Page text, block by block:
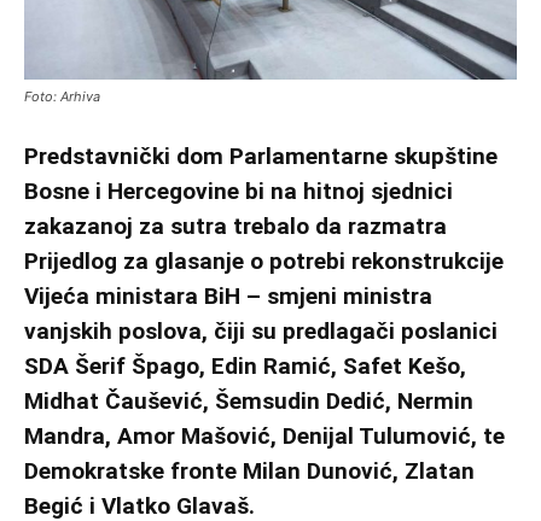
Foto: Arhiva
Predstavnički dom Parlamentarne skupštine
Bosne i Hercegovine bi na hitnoj sjednici
zakazanoj za sutra trebalo da razmatra
Prijedlog za glasanje o potrebi rekonstrukcije
Vijeća ministara BiH – smjeni ministra
vanjskih poslova, čiji su predlagači poslanici
SDA Šerif Špago, Edin Ramić, Safet Kešo,
Midhat Čaušević, Šemsudin Dedić, Nermin
Mandra, Amor Mašović, Denijal Tulumović, te
Demokratske fronte Milan Dunović, Zlatan
Begić i Vlatko Glavaš.